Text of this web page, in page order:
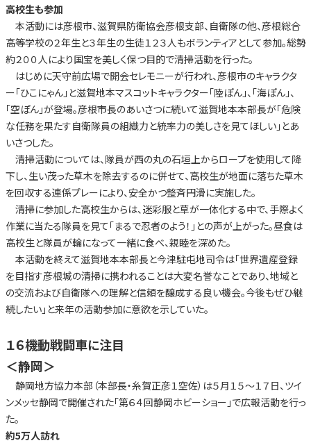
高校生も参加
本活動には彦根市、滋賀県防衛協会彦根支部、自衛隊の他、彦根総合
高等学校の２年生と３年生の生徒１２３人もボランティアとして参加。総勢
約２００人により国宝を美しく保つ目的で清掃活動を行った。
はじめに天守前広場で開会セレモニーが行われ、彦根市のキャラクタ
ー「ひこにゃん」と滋賀地本マスコットキャラクター「陸ぽん」、「海ぽん」、
「空ぽん」が登場。彦根市長のあいさつに続いて滋賀地本本部長が「危険
な任務を果たす自衛隊員の組織力と統率力の美しさを見てほしい」とあ
いさつした。
清掃活動については、隊員が西の丸の石垣上からロープを使用して降
下し、生い茂った草木を除去するのに併せて、高校生が地面に落ちた草木
を回収する連係プレーにより、安全かつ整斉円滑に実施した。
清掃に参加した高校生からは、迷彩服と草が一体化する中で、手際よく
作業に当たる隊員を見て「まるで忍者のよう！」との声が上がった。昼食は
高校生と隊員が輪になって一緒に食べ、親睦を深めた。
本活動を終えて滋賀地本本部長と今津駐屯地司令は「世界遺産登録
を目指す彦根城の清掃に携われることは大変名誉なことであり、地域と
の交流および自衛隊への理解と信頼を醸成する良い機会。今後もぜひ継
続したい」と来年の活動参加に意欲を示していた。
１６機動戦闘車に注目
＜静岡＞
静岡地方協力本部（本部長・糸賀正彦１空佐）は５月１５～１７日、ツイ
ンメッセ静岡で開催された「第６４回静岡ホビーショー」で広報活動を行っ
た。
約5万人訪れ